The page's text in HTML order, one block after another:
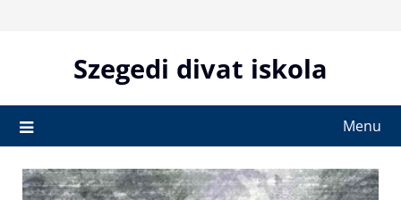
Szegedi divat iskola
Menu